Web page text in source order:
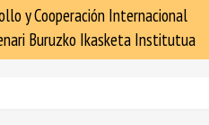
y Cooperación Internacional
Buruzko Ikasketa Institutua